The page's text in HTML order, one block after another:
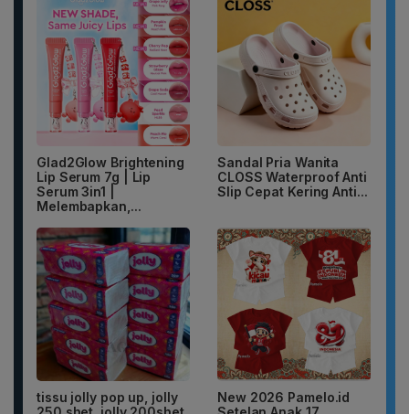
Glad2Glow Brightening
Lip Serum 7g | Lip
Serum 3in1 |
Melembapkan,...
Sandal Pria Wanita
CLOSS Waterproof Anti
Slip Cepat Kering Anti...
tissu jolly pop up, jolly
New 2026 Pamelo.id